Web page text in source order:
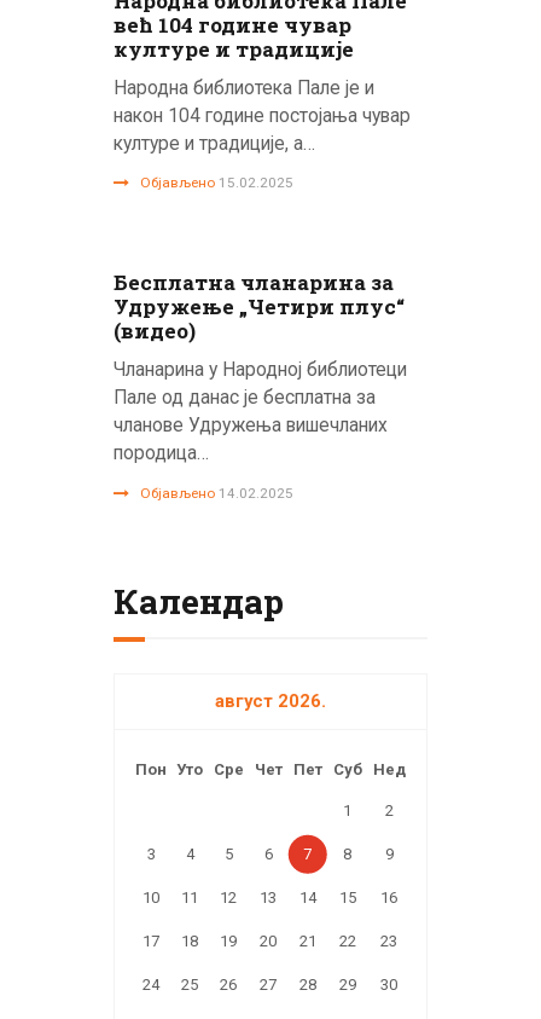
већ 104 године чувар
културе и традиције
Народна библиотека Пале је и
након 104 године постојања чувар
културе и традиције, а…
Објављено 15.02.2025
Бесплатна чланарина за
Удружење „Четири плус“
(видео)
Чланарина у Народној библиотеци
Пале од данас је бесплатна за
чланове Удружења вишечланих
породица…
Објављено 14.02.2025
Календар
август 2026.
Пон Уто Сре Чет Пет Суб Нед
1 2
3 4 5 6 7 8 9
10 11 12 13 14 15 16
17 18 19 20 21 22 23
24 25 26 27 28 29 30